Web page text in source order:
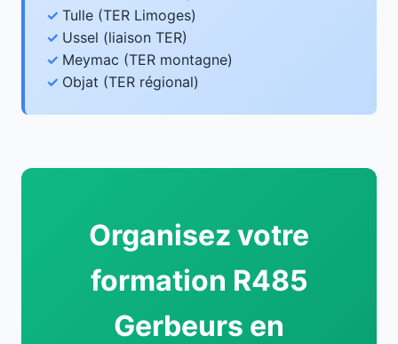
Tulle (TER Limoges)
Ussel (liaison TER)
Meymac (TER montagne)
Objat (TER régional)
Organisez votre
formation R485
Gerbeurs en